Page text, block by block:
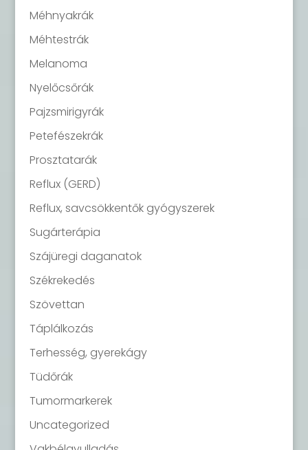
Méhnyakrák
Méhtestrák
Melanoma
Nyelőcsőrák
Pajzsmirigyrák
Petefészekrák
Prosztatarák
Reflux (GERD)
Reflux, savcsökkentők gyógyszerek
Sugárterápia
Szájüregi daganatok
Székrekedés
Szövettan
Táplálkozás
Terhesség, gyerekágy
Tüdőrák
Tumormarkerek
Uncategorized